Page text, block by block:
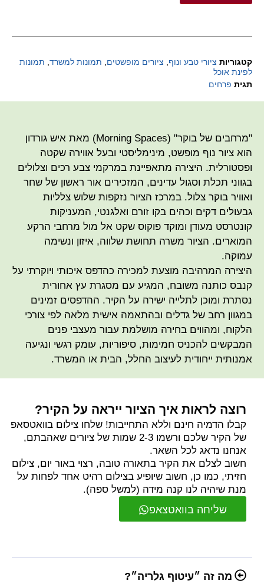
קטגוריות ציורי טבע ונוף, ציורים מופשטים, תמונות למשרד, תמונות
לפינת אוכל
תגית פרחים
"מרחבים של בוקר" (Morning Spaces) מאת איש גורדון
הוא ציור נוף מופשט, מינימליסטי ובעל אווירה שקטה
ופסטורלית. היצירה מתאפיינת במרקמי צבע רכים וצלולים
בגווני תכלת וסגול עדינים, המזכירים אור ראשון של שחר
ואוויר בוקר צלול. במרכז הציור נזקפות שלוש צלליות
גבעולים דקים וכהים בקו זורם ואלגנטי, המעניקות
קונטרסט מעודן ומוקד פוקוס שקט אל מול מרחבי הרקע
המוארים. הציור משרה תחושת שלווה, איזון ונשימה
עמוקה.
היצירה המרהיבה מוצעת למכירה כהדפס איכותי ויוקרתי על
קנבס כותנה משובח, המגיע עם מסגרת עץ אחורית
נסתרת ומוכן לתלייה ישירה על הקיר. ההדפסים זמינים
במגוון רחב של גדלים ובהתאמה אישית מלאה לפי צורכי
הלקוח, ומהווים בחירה מושלמת עבור מעצבי פנים
המבקשים להכניס חמימות, סיפוריות, עומק רגשי ונגיעה
אמנותית ייחודית לעיצוב החלל, הבית או המשרד.
שליחה בוואטצאפ
רוצה לראות איך הציור ייראה על הקיר?
קבלו הדמיה חינם וללא התחייבות! שלחו צילום בוואטסאפ
של הקיר שלכם ורשמו 2-3 שמות של ציורים שאהבתם,
אנחנו נדאג לכל השאר.
חשוב לצלם את הקיר בתאורה טובה, רצוי באור יום, צילום
חזיתי, כמו כן, חשוב שיופיע בצילום רהיט אחד לפחות על
מנת שיהיה לנו קנה מידה (למשל ספה).
מה זה ״עיטוף גלריה״?